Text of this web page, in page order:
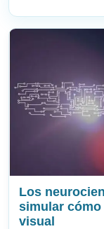
Los
simular
visual